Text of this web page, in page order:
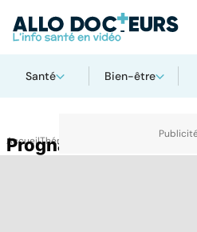
Santé Bien-être
AccueilThématiques
Prognathisme